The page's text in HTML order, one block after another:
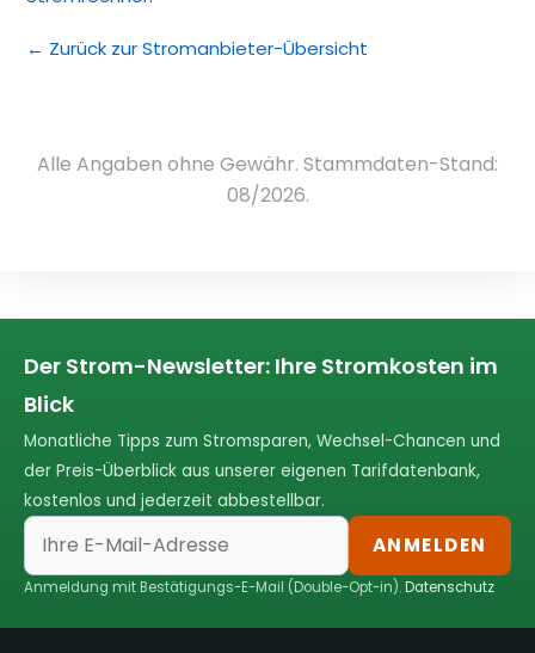
← Zurück zur Stromanbieter-Übersicht
Alle Angaben ohne Gewähr. Stammdaten-Stand:
08/2026.
Der Strom-Newsletter: Ihre Stromkosten im
Blick
Monatliche Tipps zum Stromsparen, Wechsel-Chancen und
der Preis-Überblick aus unserer eigenen Tarifdatenbank,
kostenlos und jederzeit abbestellbar.
ANMELDEN
Anmeldung mit Bestätigungs-E-Mail (Double-Opt-in).Datenschutz